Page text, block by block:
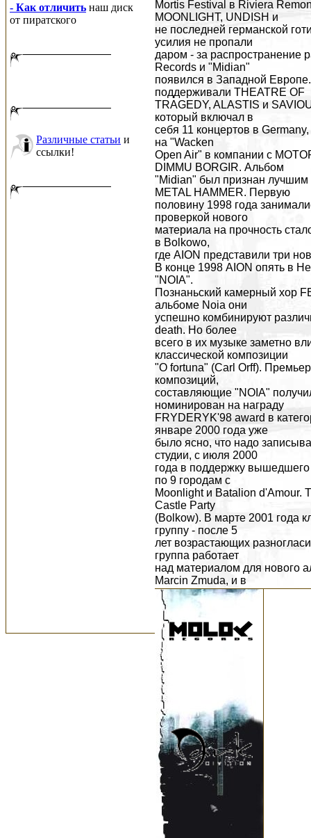
- Как отличить наш диск
от пиратского
Различные статьи и
ссылки!
Mortis Festival в Riviera
MOONLIGHT, UNDISH и
не последней германской
усилия не пропали
даром - за распространение
Records и "Midian"
появился в Западной
поддерживали THEATRE OF
TRAGEDY, ALASTIS и
который включал в
себя 11 концертов в
на "Wacken
Open Air" в компании с
DIMMU BORGIR. Альбом
"Midian" был признан лучшим
METAL HAMMER. Первую
половину 1998 года
проверкой нового
материала на прочность
в Bolkowo,
где AION представили три
В конце 1998 AION опять в
"NOIA".
Познаньский камерный хор
альбоме Noia они
успешно комбинируют
death. Но более
всего в их музыке заметно
классической композиции
"O fortuna" (Carl Orff).
композиций,
составляющие "NOIA"
номинирован на награду
FRYDERYK'98 award в
январе 2000 года уже
было ясно, что надо
студии, с июля 2000
года в поддержку вышедшего
по 9 городам с
Moonlight и Batalion d'Amour.
Castle Party
(Bolkow). В марте 2001 года
группу - после 5
лет возрастающих
группа работает
над материалом для нового
Marcin Zmuda, и в
середине лета 2001 года
studio.